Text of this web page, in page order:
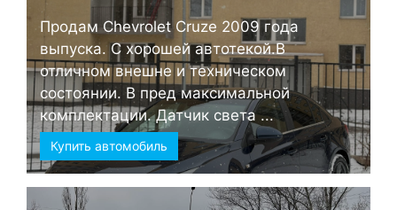
Продам Chevrolet Cruze 2009 года
выпуска. С хорошей автотекой.В
отличном внешне и техническом
состоянии. В пред максимальной
комплектации. Датчик света ...
Купить автомобиль